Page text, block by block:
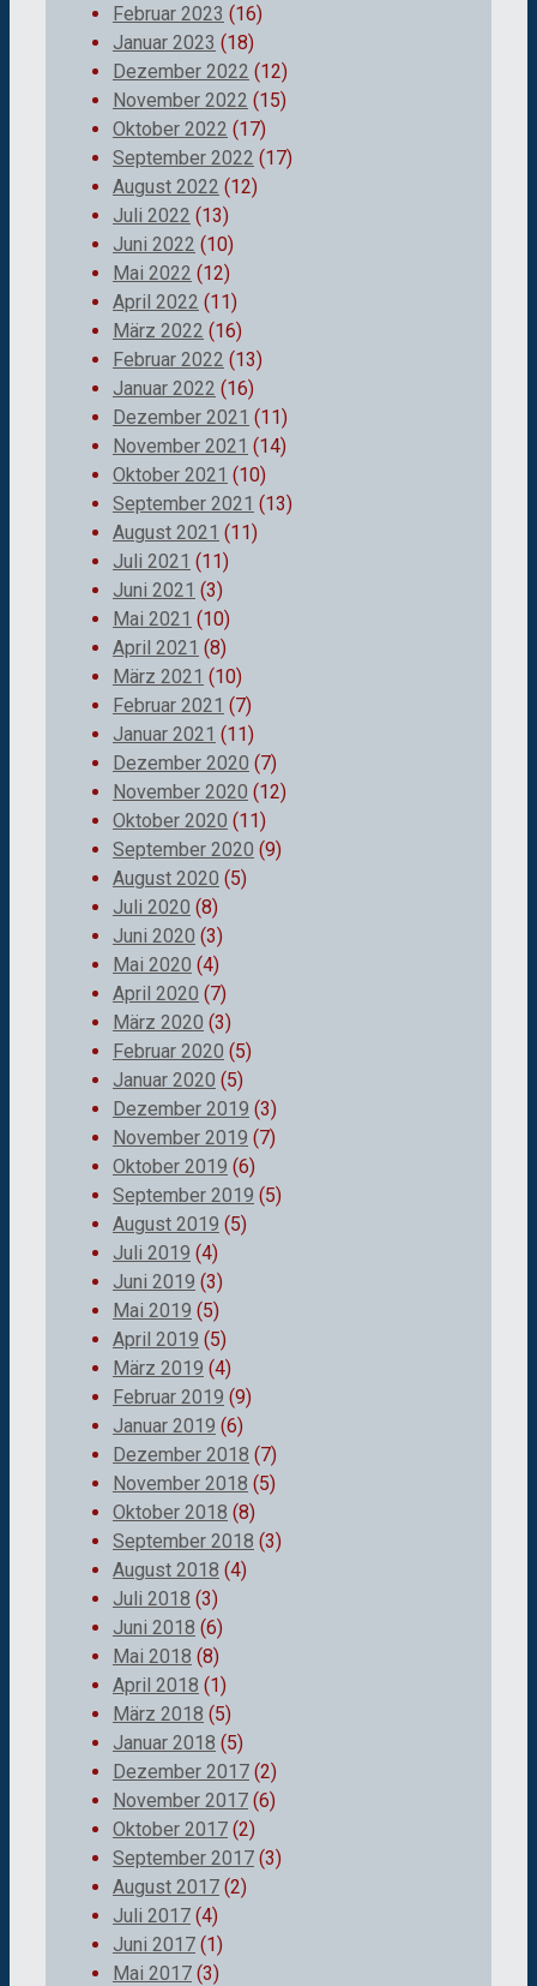
Februar 2023 (16)
Januar 2023 (18)
Dezember 2022 (12)
November 2022 (15)
Oktober 2022 (17)
September 2022 (17)
August 2022 (12)
Juli 2022 (13)
Juni 2022 (10)
Mai 2022 (12)
April 2022 (11)
März 2022 (16)
Februar 2022 (13)
Januar 2022 (16)
Dezember 2021 (11)
November 2021 (14)
Oktober 2021 (10)
September 2021 (13)
August 2021 (11)
Juli 2021 (11)
Juni 2021 (3)
Mai 2021 (10)
April 2021 (8)
März 2021 (10)
Februar 2021 (7)
Januar 2021 (11)
Dezember 2020 (7)
November 2020 (12)
Oktober 2020 (11)
September 2020 (9)
August 2020 (5)
Juli 2020 (8)
Juni 2020 (3)
Mai 2020 (4)
April 2020 (7)
März 2020 (3)
Februar 2020 (5)
Januar 2020 (5)
Dezember 2019 (3)
November 2019 (7)
Oktober 2019 (6)
September 2019 (5)
August 2019 (5)
Juli 2019 (4)
Juni 2019 (3)
Mai 2019 (5)
April 2019 (5)
März 2019 (4)
Februar 2019 (9)
Januar 2019 (6)
Dezember 2018 (7)
November 2018 (5)
Oktober 2018 (8)
September 2018 (3)
August 2018 (4)
Juli 2018 (3)
Juni 2018 (6)
Mai 2018 (8)
April 2018 (1)
März 2018 (5)
Januar 2018 (5)
Dezember 2017 (2)
November 2017 (6)
Oktober 2017 (2)
September 2017 (3)
August 2017 (2)
Juli 2017 (4)
Juni 2017 (1)
Mai 2017 (3)